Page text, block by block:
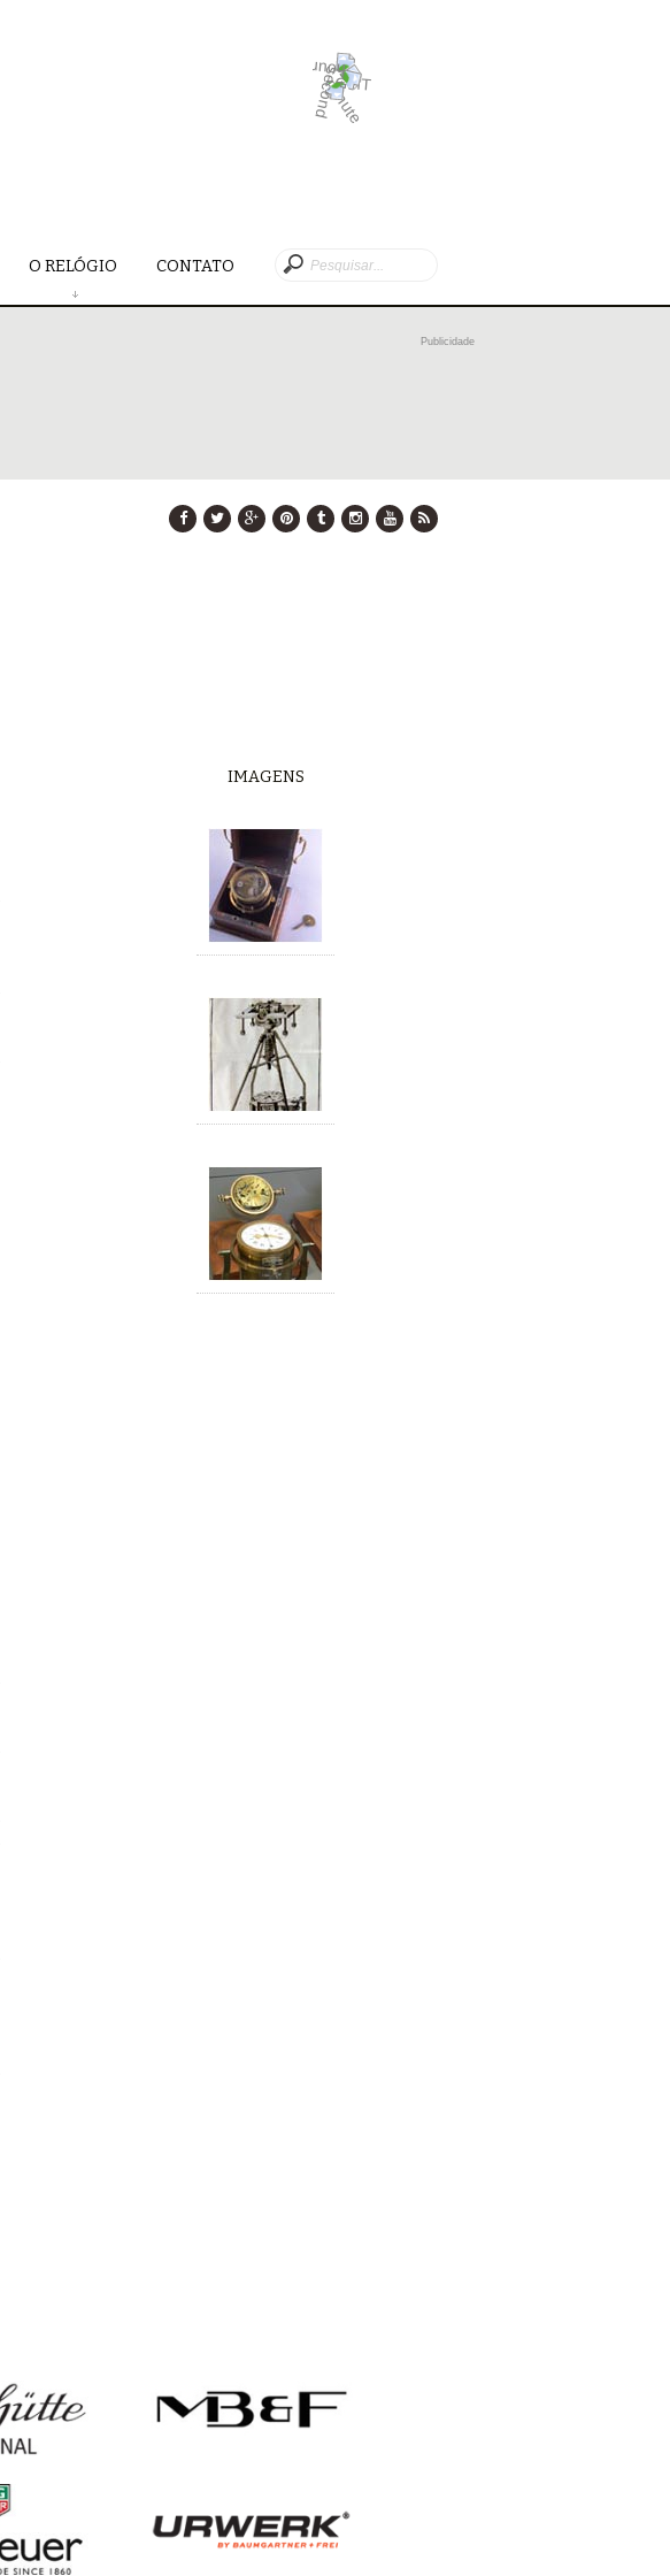
O RELÓGIO CONTATO
Publicidade
IMAGENS